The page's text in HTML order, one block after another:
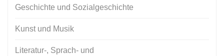
Geschichte und Sozialgeschichte
Kunst und Musik
Literatur-, Sprach- und